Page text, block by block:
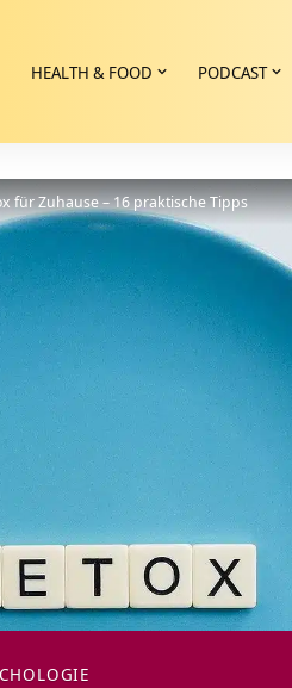
HEALTH & FOOD PODCAST
für Zuhause – 16 praktische Tipps